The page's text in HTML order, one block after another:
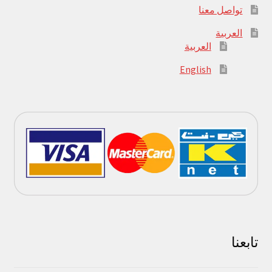
تواصل معنا
العربية
العربية
English
تابعنا